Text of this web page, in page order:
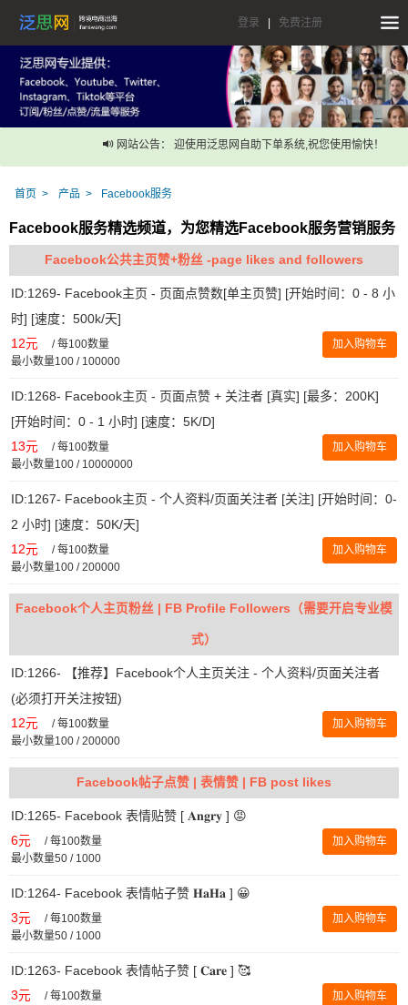
登录 免费注册
网站公告： 迎使用泛思网自助下单系统,祝您使用愉快！
首页 产品 Facebook服务
Facebook服务精选频道，为您精选Facebook服务营销服务
Facebook公共主页赞+粉丝 -page likes and followers
ID:1269- Facebook主页 - 页面点赞数[单主页赞] [开始时间：0 - 8 小
时] [速度：500k/天]
12元 /每100数量
最小数量100 / 100000
加入购物车
ID:1268- Facebook主页 - 页面点赞 + 关注者 [真实] [最多：200K]
[开始时间：0 - 1 小时] [速度：5K/D]
13元 /每100数量
最小数量100 / 10000000
加入购物车
ID:1267- Facebook主页 - 个人资料/页面关注者 [关注] [开始时间：0-
2 小时] [速度：50K/天]
12元 /每100数量
最小数量100 / 200000
加入购物车
Facebook个人主页粉丝 | FB Profile Followers（需要开启专业模
式）
ID:1266- 【推荐】Facebook个人主页关注 - 个人资料/页面关注者
(必须打开关注按钮)
12元 /每100数量
最小数量100 / 200000
加入购物车
Facebook帖子点赞 | 表情赞 | FB post likes
ID:1265- Facebook 表情贴赞 [ 𝐀𝐧𝐠𝐫𝐲 ] 😡
6元 /每100数量
最小数量50 / 1000
加入购物车
ID:1264- Facebook 表情帖子赞 𝐇𝐚𝐇𝐚 ] 😀
3元 /每100数量
最小数量50 / 1000
加入购物车
ID:1263- Facebook 表情帖子赞 [ 𝐂𝐚𝐫𝐞 ] 🥰
3元 /每100数量
加入购物车